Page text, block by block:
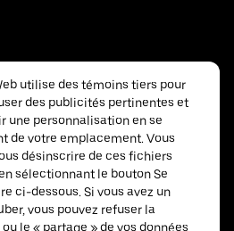
utilise des témoins tiers pour
des publicités pertinentes et
une personnalisation en se
de votre emplacement. Vous
désinscrire de ces fichiers
sélectionnant le bouton Se
ci-dessous. Si vous avez un
vous pouvez refuser la
le « partage » de vos données